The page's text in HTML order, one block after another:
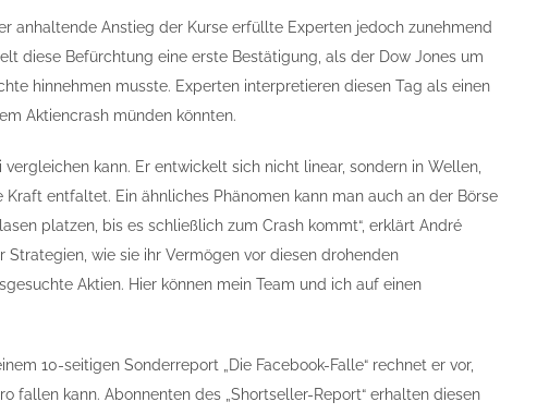
anhaltende Anstieg der Kurse erfüllte Experten jedoch zunehmend
diese Befürchtung eine erste Bestätigung, als der Dow Jones um
hinnehmen musste. Experten interpretieren diesen Tag als einen
Aktiencrash münden könnten.
kann. Er entwickelt sich nicht linear, sondern in Wellen,
entfaltet. Ein ähnliches Phänomen kann man auch an der Börse
platzen, bis es schließlich zum Crash kommt“, erklärt André
Strategien, wie sie ihr Vermögen vor diesen drohenden
Aktien. Hier können mein Team und ich auf einen
10-seitigen Sonderreport „Die Facebook-Falle“ rechnet er vor,
kann. Abonnenten des „Shortseller-Report“ erhalten diesen